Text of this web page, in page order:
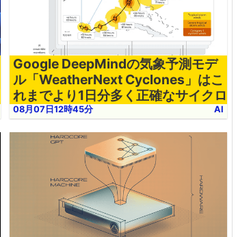
Google DeepMindの気象予測モデ
ル「WeatherNext Cyclones」はこ
れまでより1日分多く正確なサイクロ
ン予報が可能
08月07日12時45分 AI